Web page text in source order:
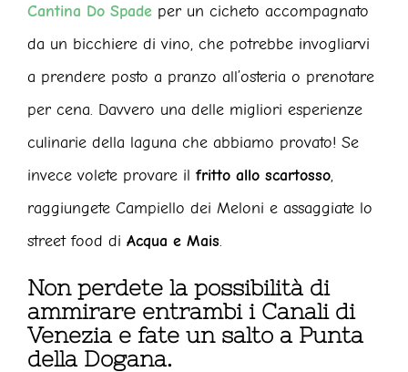
Cantina Do Spade per un cicheto accompagnato
da un bicchiere di vino, che potrebbe invogliarvi
a prendere posto a pranzo all’osteria o prenotare
per cena. Davvero una delle migliori esperienze
culinarie della laguna che abbiamo provato! Se
invece volete provare il fritto allo scartosso,
raggiungete Campiello dei Meloni e assaggiate lo
street food di Acqua e Mais.
Non perdete la possibilità di
ammirare entrambi i Canali di
Venezia e fate un salto a Punta
della Dogana.